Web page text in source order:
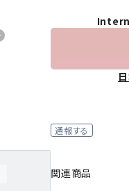
通報する
関連商品